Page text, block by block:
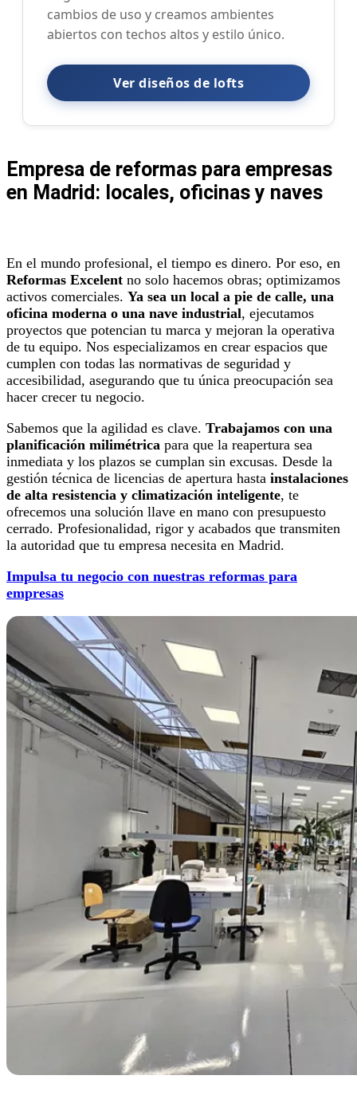
cambios de uso y creamos ambientes
abiertos con techos altos y estilo único.
Ver diseños de lofts
Empresa de reformas para empresas
en Madrid: locales, oficinas y naves
En el mundo profesional, el tiempo es dinero. Por eso, en
Reformas Excelent no solo hacemos obras; optimizamos
activos comerciales. Ya sea un local a pie de calle, una
oficina moderna o una nave industrial, ejecutamos
proyectos que potencian tu marca y mejoran la operativa
de tu equipo. Nos especializamos en crear espacios que
cumplen con todas las normativas de seguridad y
accesibilidad, asegurando que tu única preocupación sea
hacer crecer tu negocio.
Sabemos que la agilidad es clave. Trabajamos con una
planificación milimétrica para que la reapertura sea
inmediata y los plazos se cumplan sin excusas. Desde la
gestión técnica de licencias de apertura hasta instalaciones
de alta resistencia y climatización inteligente, te
ofrecemos una solución llave en mano con presupuesto
cerrado. Profesionalidad, rigor y acabados que transmiten
la autoridad que tu empresa necesita en Madrid.
Impulsa tu negocio con nuestras reformas para
empresas